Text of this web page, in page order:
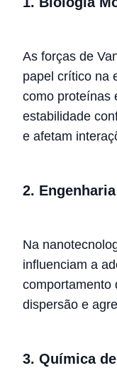
As forças de
papel crítico na
como proteínas
estabilidade
e afetam
2.
Na
influenciam a
comportamento
dispersão e
3. Química